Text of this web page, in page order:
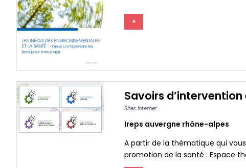
+
Savoirs
Sites Internet
Ireps auvergne rhône-alpes
A partir de la thématique qui
promotion de la santé : Espace